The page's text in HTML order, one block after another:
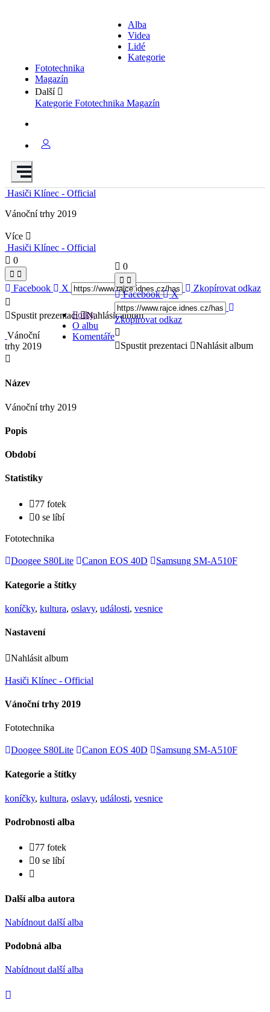
Alba
Videa
Lidé
Kategorie
Fototechnika
Magazín
Další
Kategorie Fototechnika Magazín
Hasiči Klínec - Official
Vánoční trhy 2019
Více
Hasiči Klínec - Official
0
Facebook X Zkopírovat odkaz
Spustit prezentaci
Nahlásit album
Vánoční
trhy 2019
Fotky
O albu
Komentáře
0
Facebook X
Zkopírovat odkaz
Spustit prezentaci Nahlásit album
Název
Vánoční trhy 2019
Popis
Období
Statistiky
77 fotek
0 se líbí
Fototechnika
Doogee S80Lite Canon EOS 40D Samsung SM-A510F
Kategorie a štítky
koníčky, kultura, oslavy, události, vesnice
Nastavení
Nahlásit album
Hasiči Klínec - Official
Vánoční trhy 2019
Fototechnika
Doogee S80Lite Canon EOS 40D Samsung SM-A510F
Kategorie a štítky
koníčky, kultura, oslavy, události, vesnice
Podrobnosti alba
77 fotek
0 se líbí
Další alba autora
Nabídnout další alba
Podobná alba
Nabídnout další alba